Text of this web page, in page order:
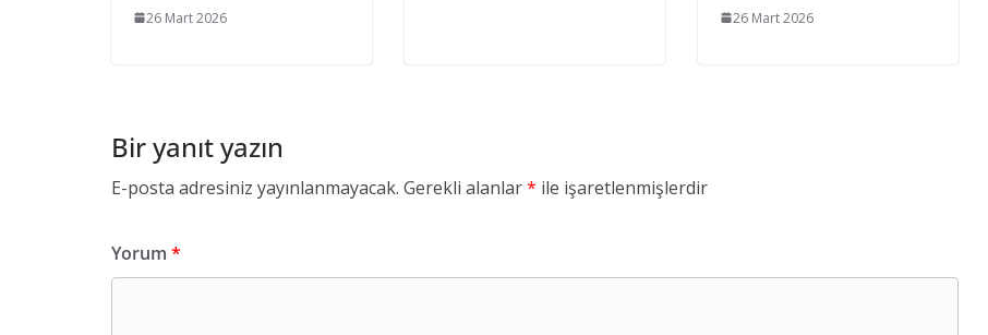
26 Mart 2026 26 Mart 2026
Bir yanıt yazın
E-posta adresiniz yayınlanmayacak. Gerekli alanlar* ile işaretlenmişlerdir
Yorum *